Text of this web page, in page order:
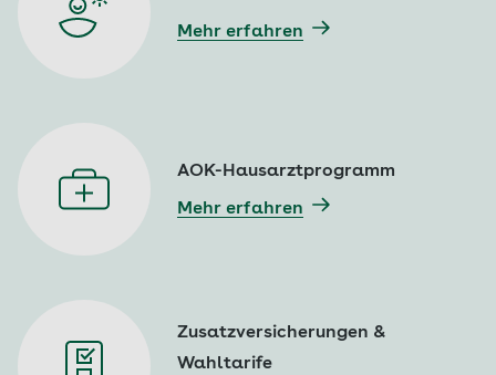
Mehr erfahren
AOK-Hausarztprogramm
Mehr erfahren
Zusatzversicherungen &
Wahltarife